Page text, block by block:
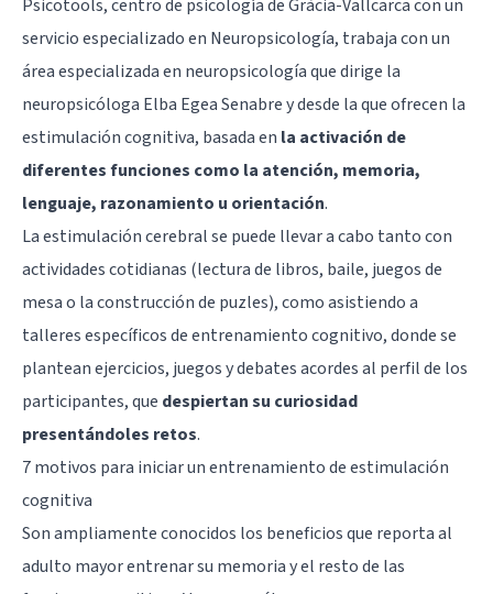
Psicotools, centro de psicología de Gràcia-Vallcarca con un
servicio especializado en Neuropsicología, trabaja con un
área especializada en neuropsicología que dirige la
neuropsicóloga Elba Egea Senabre y desde la que ofrecen la
estimulación cognitiva, basada en la activación de
diferentes funciones como la atención, memoria,
lenguaje, razonamiento u orientación.
La estimulación cerebral se puede llevar a cabo tanto con
actividades cotidianas (lectura de libros, baile, juegos de
mesa o la construcción de puzles), como asistiendo a
talleres específicos de entrenamiento cognitivo, donde se
plantean ejercicios, juegos y debates acordes al perfil de los
participantes, que despiertan su curiosidad
presentándoles retos.
7 motivos para iniciar un entrenamiento de estimulación
cognitiva
Son ampliamente conocidos los beneficios que reporta al
adulto mayor entrenar su memoria y el resto de las